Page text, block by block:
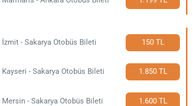
İzmit - Sakarya Otobüs Bileti 150 TL
Kayseri - Sakarya Otobüs Bileti 1.850 TL
Mersin - Sakarya Otobüs Bileti 1.600 TL